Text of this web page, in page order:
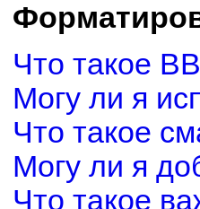
Что такое
Могу ли я
Что такое
Могу ли я
Что такое